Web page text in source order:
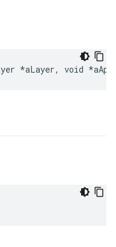
*aLayer, void